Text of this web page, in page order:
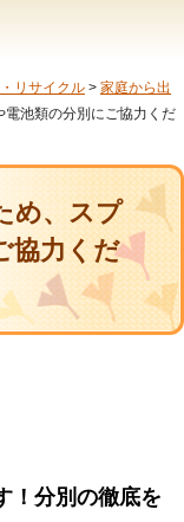
リサイクル > 家庭から出
池類の分別にご協力くだ
め、スプ
協力くだ
！分別の徹底を